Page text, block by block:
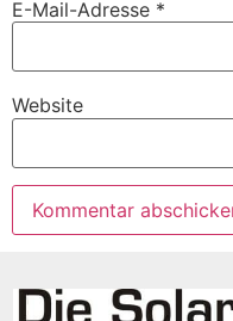
E-Mail-Adresse *
Website